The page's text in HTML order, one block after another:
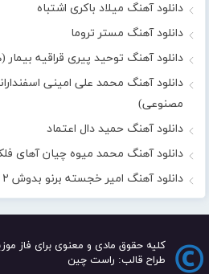
دانلود آهنگ میلاد باکری اشتباه
دانلود آهنگ مستر تروما
دانلود آهنگ توحید پیری قراقیه
دانلود آهنگ محمد علی امینی
مصنوعی)
دانلود آهنگ حمید دال اعتماد
دانلود آهنگ محمد میوه چیان آهای
دانلود آهنگ امیر خجسته برنو بدوش ۲
کلیه حقوق مادی و معنوی برای فاز
طراح قالب: راست چین